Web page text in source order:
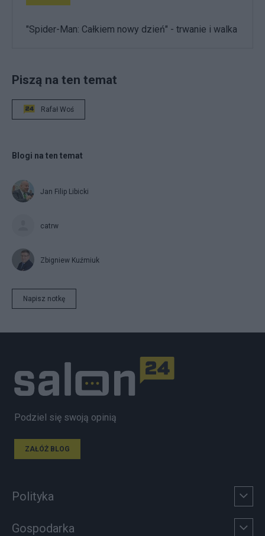
"Spider-Man: Całkiem nowy dzień" - trwanie i walka
Piszą na ten temat
Rafał Woś
Blogi na ten temat
Jan Filip Libicki
catrw
Zbigniew Kuźmiuk
Napisz notkę
Podziel się swoją opinią
ZAŁÓŻ BLOG
Polityka
Gospodarka